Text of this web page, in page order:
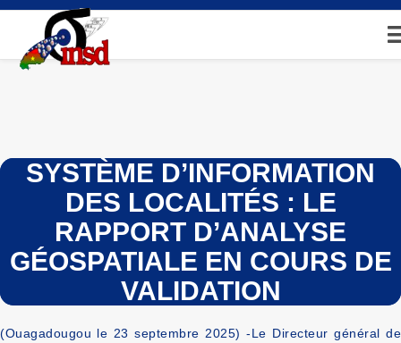
Aller
contenu
principal
SYSTÈME D’INFORMATION
DES LOCALITÉS : LE
RAPPORT D’ANALYSE
GÉOSPATIALE EN COURS DE
VALIDATION
(Ouagadougou le 23 septembre 2025) -Le Directeur général de